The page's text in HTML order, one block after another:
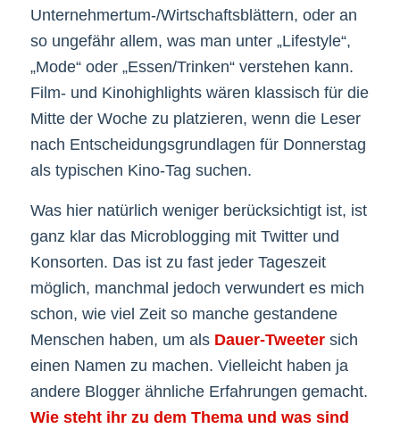
Unternehmertum-/Wirtschaftsblättern, oder an
so ungefähr allem, was man unter „Lifestyle“,
„Mode“ oder „Essen/Trinken“ verstehen kann.
Film- und Kinohighlights wären klassisch für die
Mitte der Woche zu platzieren, wenn die Leser
nach Entscheidungsgrundlagen für Donnerstag
als typischen Kino-Tag suchen.
Was hier natürlich weniger berücksichtigt ist, ist
ganz klar das Microblogging mit Twitter und
Konsorten. Das ist zu fast jeder Tageszeit
möglich, manchmal jedoch verwundert es mich
schon, wie viel Zeit so manche gestandene
Menschen haben, um als Dauer-Tweetersich
einen Namen zu machen. Vielleicht haben ja
andere Blogger ähnliche Erfahrungen gemacht.
Wie steht ihr zu dem Thema und was sind